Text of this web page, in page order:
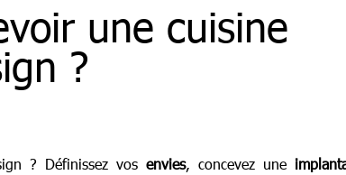
une cuisine
?
? Définissez vos envies, concevez une